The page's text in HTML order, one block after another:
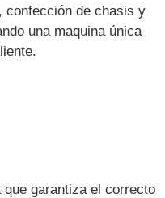
confección de chasis y
una maquina única
garantiza el correcto